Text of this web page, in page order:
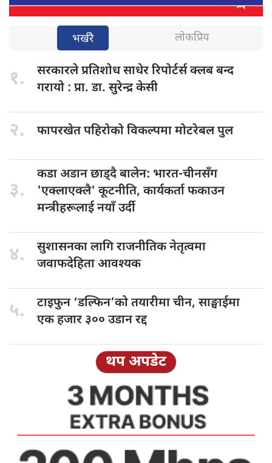
भर्खरै लोकप्रिय
१. सरकारले प्रतिशोधसाधेर रिपोर्टर्स क्लब बन्द
गरायो : प्रा. डा. सुरेन्द्र केसी
२. फापरखेत पहिरोकोविकल्पमा मोटरेबल पुल
३.
कडा अडानछाड्दै बालेन: भारत-चीनसँग
'एक्लाएक्लै' कूटनीति, कार्यकर्ता फकाउन
मन्त्रीहरूलाई नयाँ उर्दी
४. सुशासनका लागिराजनीतिक नेतृत्वमा
जवाफदेहिता आवश्यक
५. टाइफुन ‘डल्फिन’कोतयारीमा चीन, साङ्घाईमा
एक हजार ३०० उडान रद्द
थप अपडेट